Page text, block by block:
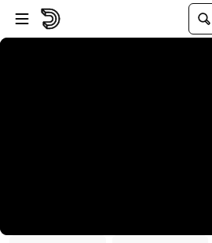
Skip to player
Skip to main content